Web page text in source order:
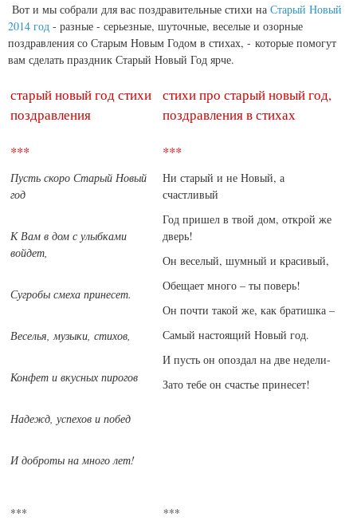
Вот и мы собрали для вас поздравительные стихи на Старый Новый
2014 год - разные - серьезные, шуточные, веселые и озорные
поздравления со Старым Новым Годом в стихах, - которые помогут
вам сделать праздник Старый Новый Год ярче.
старый новый год стихи
поздравления
стихи про старый новый год,
поздравления в стихах
***
Пусть скоро Старый Новый
год
К Вам в дом с улыбками
войдет,
Сугробы смеха принесет.
Веселья, музыки, стихов,
Конфет и вкусных пирогов
Надежд, успехов и побед
И доброты на много лет!
***
Ни старый и не Новый, а
счастливый
Год пришел в твой дом, открой же
дверь!
Он веселый, шумный и красивый,
Обещает много – ты поверь!
Он почти такой же, как братишка –
Самый настоящий Новый год.
И пусть он опоздал на две недели-
Зато тебе он счастье принесет!
***
***